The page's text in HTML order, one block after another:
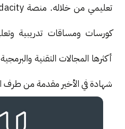
كورسات ومساقات تدريبية
أكثرها المجالات التقنية
شهادة في الأخير مقدمة من طرف